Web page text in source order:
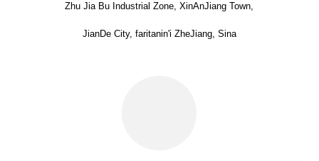
Zhu Jia Bu Industrial Zone, XinAnJiang Town,
JianDe City, faritanin'i ZheJiang, Sina